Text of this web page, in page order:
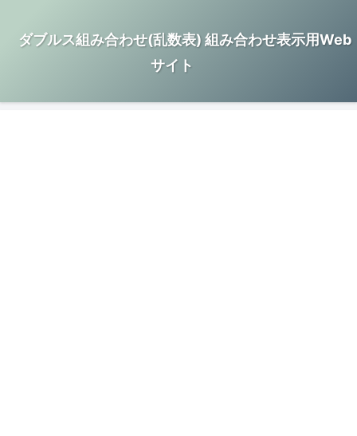
ダブルス組み合わせ(乱数表) 組み合わせ表示用Web
サイト